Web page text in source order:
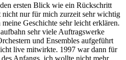
ersten Blick wie ein Rückschritt
nicht nur für mich zurzeit sehr wichtig
Geschichte sehr leicht erklären.
sehr viele Auftragswerke
und Ensembles aufgeführt
live mitwirkte. 1997 war dann für
des Anfangs, ich wollte nicht mehr